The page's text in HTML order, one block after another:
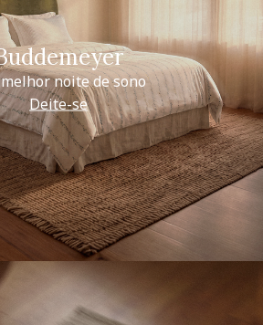
noite de sono
Deite-se